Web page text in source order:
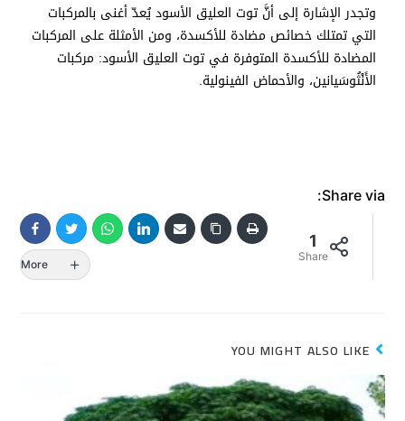
وتجدر الإشارة إلى أنَّ توت العليق الأسود يُعدّ أغنى بالمركبات
التي تمتلك خصائص مضادة للأكسدة، ومن الأمثلة على المركبات
المضادة للأكسدة المتوفرة في توت العليق الأسود: مركبات
الأَنْثُوسَيانين، والأحماض الفينولية.
Share via:
1
Share
More
YOU MIGHT ALSO LIKE